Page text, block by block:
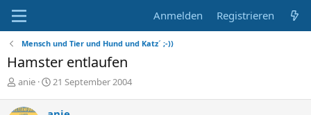
Anmelden Registrieren
Mensch und Tier und Hund und Katz´ ;-))
Hamster entlaufen
E
s
anie
E
21 September 2004